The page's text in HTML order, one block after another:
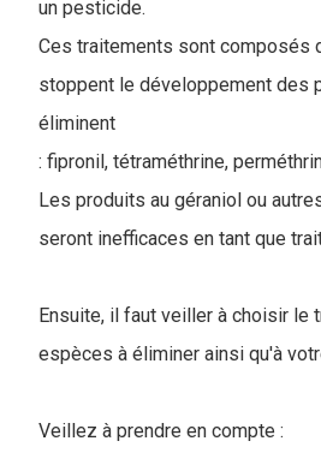
un pesticide.
Ces traitements sont composés
stoppent le développement des
éliminent
: fipronil, tétraméthrine,
Les produits au géraniol ou
seront inefficaces en tant que
Ensuite, il faut veiller à choisir le
espèces à éliminer ainsi qu'à
Veillez à prendre en compte :